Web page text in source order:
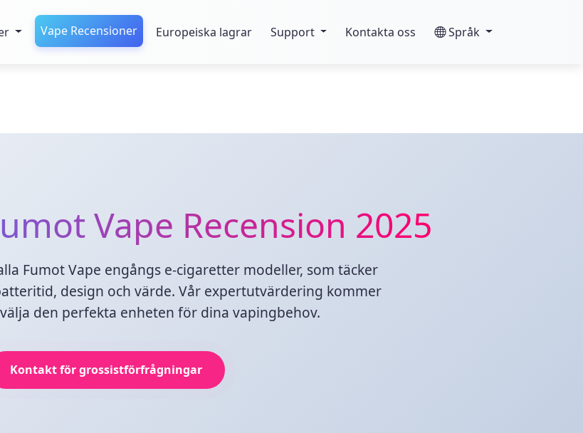
Vape Recensioner Europeiska lagrar Support Kontakta oss Språk
Vape Recension 2025
Fumot Vape engångs e-cigaretter modeller, som täcker
design och värde. Vår expertutvärdering kommer
den perfekta enheten för dina vapingbehov.
Kontakt för grossistförfrågningar